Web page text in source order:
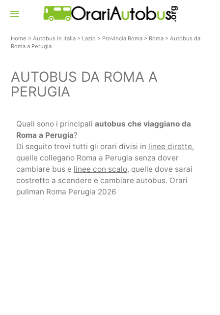
menu
Home >Autobus in Italia > Lazio > Provincia Roma > Roma >Autobus da
Roma a Perugia
AUTOBUS DA ROMA A
PERUGIA
Quali sono i principali autobus che viaggiano da
Roma a Perugia?
Di seguito trovi tutti gli orari divisi in linee dirette,
quelle collegano Roma a Perugia senza dover
cambiare bus e linee con scalo, quelle dove sarai
costretto a scendere e cambiare autobus. Orari
pullman Roma Perugia 2026